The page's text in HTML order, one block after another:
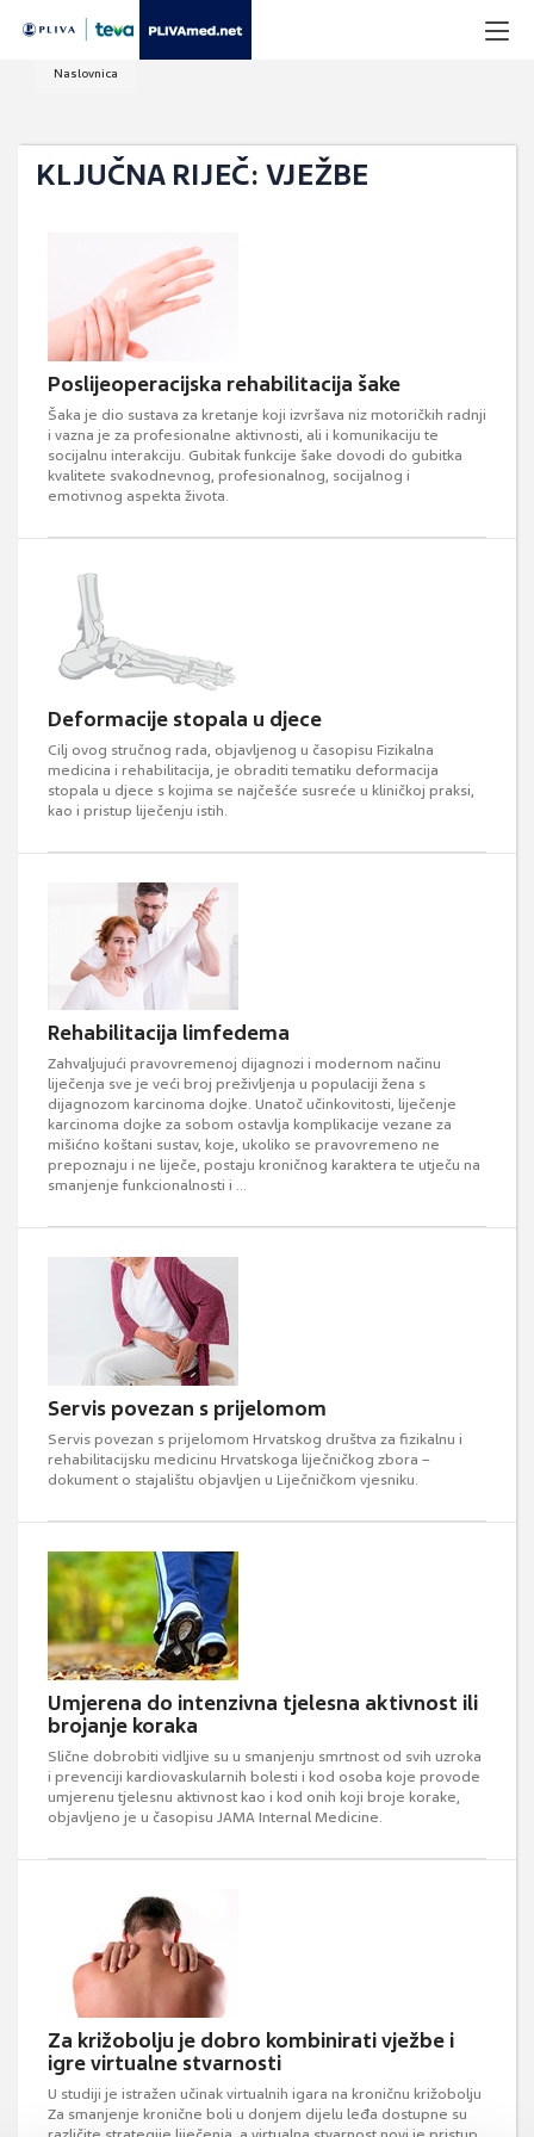
Naslovnica
KLJUČNA RIJEČ: VJEŽBE
Poslijeoperacijska rehabilitacija šake
Šaka je dio sustava za kretanje koji izvršava niz motoričkih radnji
i vazna je za profesionalne aktivnosti, ali i komunikaciju te
socijalnu interakciju. Gubitak funkcije šake dovodi do gubitka
kvalitete svakodnevnog, profesionalnog, socijalnog i
emotivnog aspekta života.
Deformacije stopala u djece
Cilj ovog stručnog rada, objavljenog u časopisu Fizikalna
medicina i rehabilitacija, je obraditi tematiku deformacija
stopala u djece s kojima se najčešće susreće u kliničkoj praksi,
kao i pristup liječenju istih.
Rehabilitacija limfedema
Zahvaljujući pravovremenoj dijagnozi i modernom načinu
liječenja sve je veći broj preživljenja u populaciji žena s
dijagnozom karcinoma dojke. Unatoč učinkovitosti, liječenje
karcinoma dojke za sobom ostavlja komplikacije vezane za
mišićno koštani sustav, koje, ukoliko se pravovremeno ne
prepoznaju i ne liječe, postaju kroničnog karaktera te utječu na
smanjenje funkcionalnosti i ...
Servis povezan s prijelomom
Servis povezan s prijelomom Hrvatskog društva za fizikalnu i
rehabilitacijsku medicinu Hrvatskoga liječničkog zbora –
dokument o stajalištu objavljen u Liječničkom vjesniku.
Umjerena do intenzivna tjelesna aktivnost ili
brojanje koraka
Slične dobrobiti vidljive su u smanjenju smrtnost od svih uzroka
i prevenciji kardiovaskularnih bolesti i kod osoba koje provode
umjerenu tjelesnu aktivnost kao i kod onih koji broje korake,
objavljeno je u časopisu JAMA Internal Medicine.
Za križobolju je dobro kombinirati vježbe i
igre virtualne stvarnosti
U studiji je istražen učinak virtualnih igara na kroničnu križobolju
Za smanjenje kronične boli u donjem dijelu leđa dostupne su